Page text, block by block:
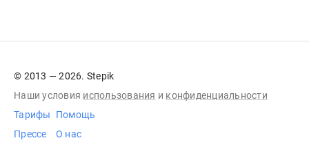
© 2013 — 2026. Stepik
Наши условия использования и конфиденциальности
Тарифы
Прессе
Помощь
О нас